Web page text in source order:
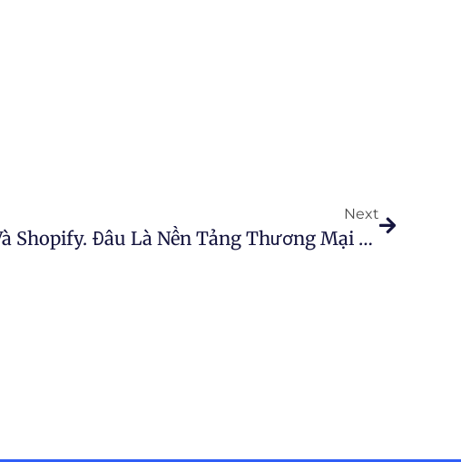
Next
WooCommerce Và Shopify. Đâu Là Nền Tảng Thương Mại Điện Tử Phù Hợp Với Doanh Nghiệp Của Bạn?